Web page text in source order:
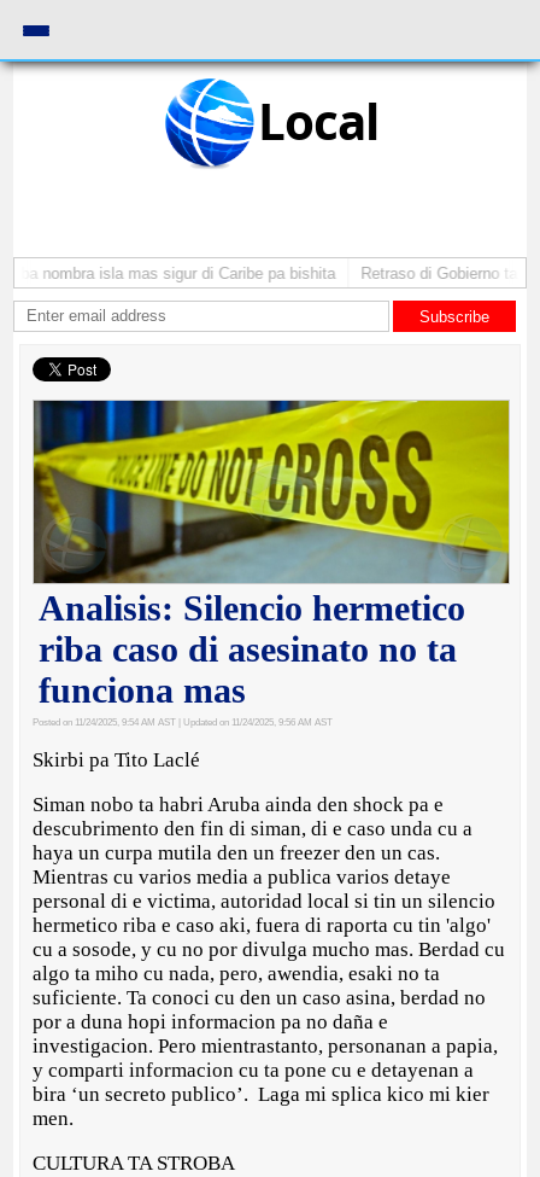
Local
nombra isla mas sigur di Caribe pa bishita Retraso di Gobierno ta
Subscribe
Analisis: Silencio hermetico
riba caso di asesinato no ta
funciona mas
Posted on 11/24/2025, 9:54 AM AST | Updated on 11/24/2025, 9:56 AM AST
Skirbi pa Tito Laclé
Siman nobo ta habri Aruba ainda den shock pa e
descubrimento den fin di siman, di e caso unda cu a
haya un curpa mutila den un freezer den un cas.
Mientras cu varios media a publica varios detaye
personal di e victima, autoridad local si tin un silencio
hermetico riba e caso aki, fuera di raporta cu tin 'algo'
cu a sosode, y cu no por divulga mucho mas. Berdad cu
algo ta miho cu nada, pero, awendia, esaki no ta
suficiente. Ta conoci cu den un caso asina, berdad no
por a duna hopi informacion pa no daña e
investigacion. Pero mientrastanto, personanan a papia,
y comparti informacion cu ta pone cu e detayenan a
bira ‘un secreto publico’. Laga mi splica kico mi kier
men.
CULTURA TA STROBA